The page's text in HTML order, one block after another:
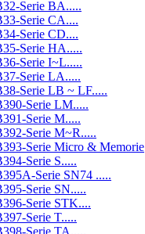
Serie BA.....
Serie CA....
Serie CD....
Serie HA.....
Serie I~L.....
Serie LA.....
Serie LB ~ LF.....
Serie LM.....
Serie M.....
Serie M~R.....
Serie Micro & Memorie
Serie S.....
Serie SN74 .....
Serie SN.....
Serie STK....
Serie T.....
Serie TA.....